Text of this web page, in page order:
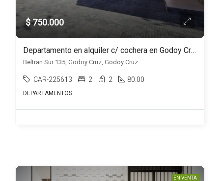
$ 750.000
Departamento en alquiler c/ cochera en Godoy Cruz
Beltran Sur 135, Godoy Cruz, Godoy Cruz
CAR-225613 2 2 80.00
DEPARTAMENTOS
EN VENTA